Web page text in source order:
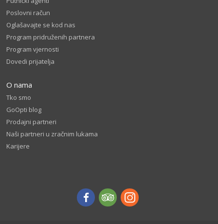
Poslovni račun
Oglašavajte se kod nas
Program pridruženih partnera
Program vjernosti
Dovedi prijatelja
O nama
Tko smo
GoOpti blog
Prodajni partneri
Naši partneri u zračnim lukama
Karijere